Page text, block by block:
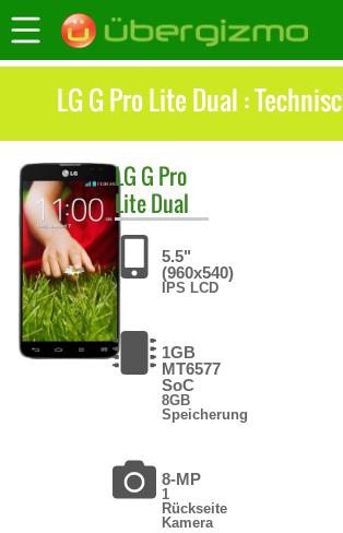
LG G Pro Lite Dual :
LG G Pro
Lite Dual
5.5"
(960x540)
IPS LCD
1GB
MT6577
SoC
8GB
Speicherung
8-MP
1
Rückseite
Kamera